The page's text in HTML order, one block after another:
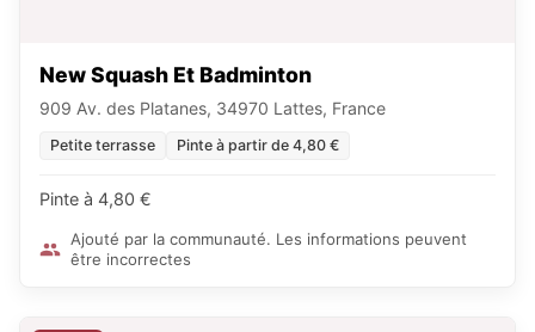
New Squash Et Badminton
909 Av. des Platanes, 34970 Lattes, France
Petite terrasse Pinte à partir de 4,80 €
Pinte à 4,80 €
Ajouté par la communauté. Les informations peuvent
être incorrectes